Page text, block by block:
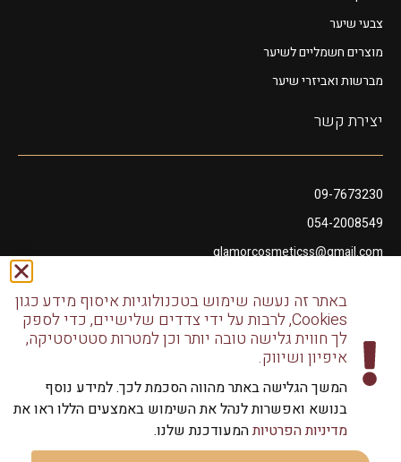
צבעי שיער
מוצרים חשמליים לשיער
מברשות ואביזרי שיער
יצירת קשר
09-7673230
054-2008549
glamorcosmeticss@gmail.com
דודו דותן 10, נתניה
כל הזכויות שמורות לגלמור שיווק מוצרי שיער | שיווק למספרות
וליחידים
באתר זה נעשה שימוש בטכנולוגיות איסוף מידע כגון
Cookies, לרבות על ידי צדדים שלישיים, כדי לספק
לך חווית גלישה טובה יותר וכן למטרות סטטיסטיקה,
איפיון ושיווק.
המשך הגלישה באתר מהווה הסכמת לכך. למידע נוסף
בנושא ואפשרות לנהל את השימוש באמצעים הללו ראו את
מדיניות הפרטיותהמעודכנת שלנו.